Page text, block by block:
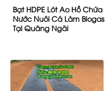
Bạt HDPE Lót Ao Hồ Chứa
Nước Nuôi Cá Làm Biogas
Tại Quãng Ngãi